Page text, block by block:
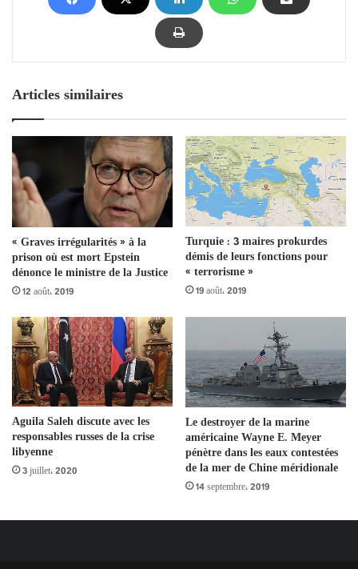
Articles similaires
« Graves irrégularités » à la
prison où est mort Epstein
dénonce le ministre de la Justice
12 août، 2019
Turquie : 3 maires prokurdes
démis de leurs fonctions pour
« terrorisme »
19 août، 2019
Aguila Saleh discute avec les
responsables russes de la crise
libyenne
3 juillet، 2020
Le destroyer de la marine
américaine Wayne E. Meyer
pénètre dans les eaux contestées
de la mer de Chine méridionale
14 septembre، 2019